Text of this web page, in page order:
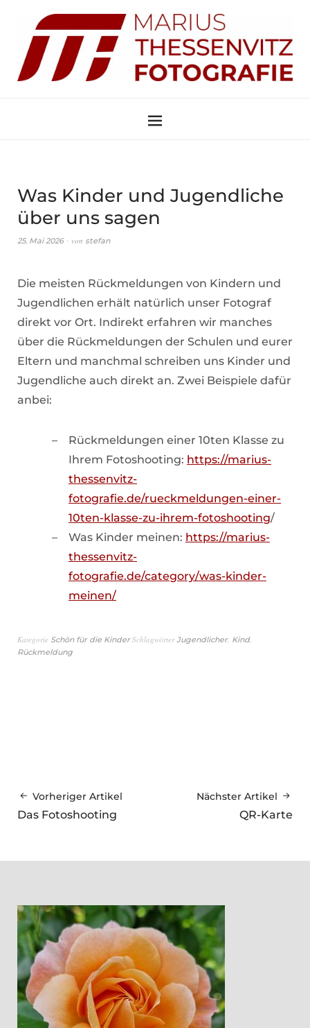
Was Kinder und Jugendliche
über uns sagen
25. Mai 2026 von stefan
Die meisten Rückmeldungen von Kindern und
Jugendlichen erhält natürlich unser Fotograf
direkt vor Ort. Indirekt erfahren wir manches
über die Rückmeldungen der Schulen und eurer
Eltern und manchmal schreiben uns Kinder und
Jugendliche auch direkt an. Zwei Beispiele dafür
anbei:
Rückmeldungen einer 10ten Klasse zu
Ihrem Fotoshooting: https://marius-
thessenvitz-
fotografie.de/rueckmeldungen-einer-
10ten-klasse-zu-ihrem-fotoshooting/
Was Kinder meinen: https://marius-
thessenvitz-
fotografie.de/category/was-kinder-
meinen/
Kategorie Schön für die Kinder SchlagwörterJugendlicher, Kind,
Rückmeldung
Vorheriger Artikel
Das Fotoshooting
Nächster Artikel
QR-Karte